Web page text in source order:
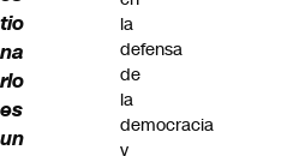
tio
na
rlo
es
un
la
defensa
de
la
democracia
y